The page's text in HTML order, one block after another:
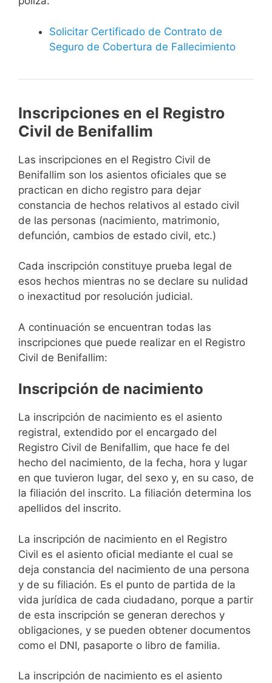
Solicitar Certificado de Contrato de
Seguro de Cobertura de Fallecimiento
Inscripciones en el Registro
Civil de Benifallim
Las inscripciones en el Registro Civil de
Benifallim son los asientos oficiales que se
practican en dicho registro para dejar
constancia de hechos relativos al estado civil
de las personas (nacimiento, matrimonio,
defunción, cambios de estado civil, etc.)
Cada inscripción constituye prueba legal de
esos hechos mientras no se declare su nulidad
o inexactitud por resolución judicial.
A continuación se encuentran todas las
inscripciones que puede realizar en el Registro
Civil de Benifallim:
Inscripción de nacimiento
La inscripción de nacimiento es el asiento
registral, extendido por el encargado del
Registro Civil de Benifallim, que hace fe del
hecho del nacimiento, de la fecha, hora y lugar
en que tuvieron lugar, del sexo y, en su caso, de
la filiación del inscrito. La filiación determina los
apellidos del inscrito.
La inscripción de nacimiento en el Registro
Civil es el asiento oficial mediante el cual se
deja constancia del nacimiento de una persona
y de su filiación. Es el punto de partida de la
vida jurídica de cada ciudadano, porque a partir
de esta inscripción se generan derechos y
obligaciones, y se pueden obtener documentos
como el DNI, pasaporte o libro de familia.
La inscripción de nacimiento es el asiento